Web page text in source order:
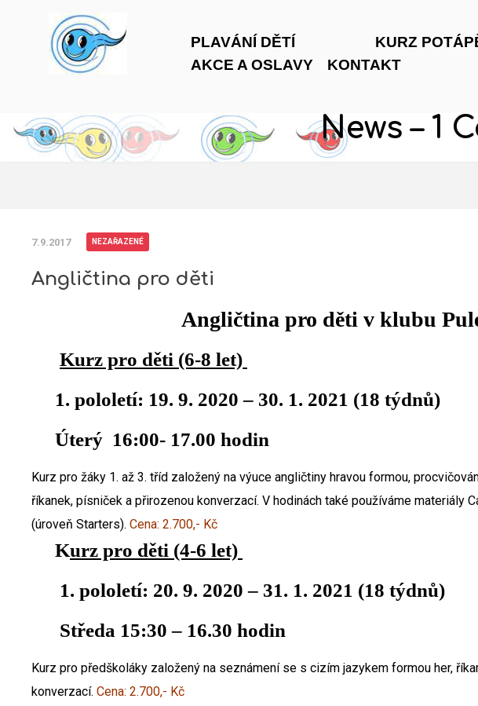
PLAVÁNÍ DĚTÍ KURZ
AKCE A OSLAVY
KONTAKT
News – 1
7.9.2017 NEZAŘAZENÉ
Angličtina pro děti
Angličtina pro děti v klubu
Kurz pro děti (6-8 let)
1. pololetí: 19. 9. 2020 – 30. 1. 2021 (18 týdnů)
Úterý 16:00- 17.00 hodin
Kurz pro žáky 1. až 3. tříd založený na výuce angličtiny hravou formou,
říkanek, písniček a přirozenou konverzací. V hodinách také používáme materiály
(úroveň Starters). Cena: 2.700,- Kč
Kurz pro děti (4-6 let)
1. pololetí: 20. 9. 2020 – 31. 1. 2021 (18 týdnů)
Středa 15:30 – 16.30 hodin
Kurz pro předškoláky založený na seznámení se s cizím jazykem formou her,
konverzací. Cena: 2.700,- Kč